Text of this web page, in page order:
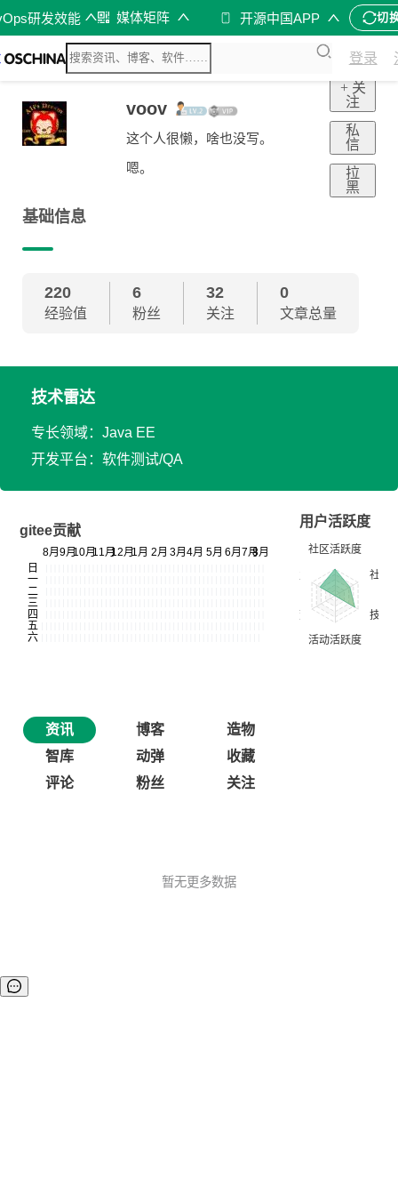
研发效能 媒体矩阵 开源中国APP 切
登录
voov
这个人很懒，啥也没写。
嗯。
+ 关
注
私
信
拉
黑
基础信息
220
经验值
6
粉丝
32
关注
0
文章总量
技术雷达
专长领域：Java EE
开发平台：软件测试/QA
gitee贡献
用户活跃度
资讯 博客
造物
智库
动弹
收藏
评论
粉丝 关注
暂无更多数据